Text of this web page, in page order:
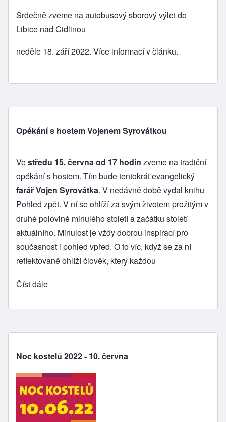
Srdečně zveme na autobusový sborový výlet do
Libice nad Cidlinou
neděle 18. září 2022. Více informací v článku.
Opékání s hostem Vojenem Syrovátkou
Vestředu 15. června od 17 hodin zveme na tradiční
opékání s hostem. Tím bude tentokrát evangelický
farář Vojen Syrovátka. V nedávné době vydal knihu
Pohled zpět. V ní se ohlíží za svým životem prožitým v
druhé polovině minulého století a začátku století
aktuálního. Minulost je vždy dobrou inspirací pro
současnost i pohled vpřed. O to víc, když se za ní
reflektovaně ohlíží člověk, který každou
Číst dále
Noc kostelů 2022 - 10. června